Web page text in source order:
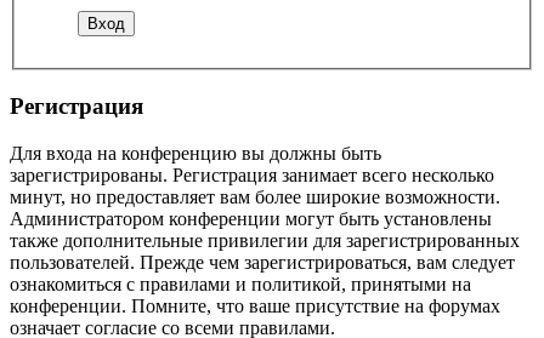
Регистрация
Для входа на конференцию вы должны быть
зарегистрированы. Регистрация занимает всего несколько
минут, но предоставляет вам более широкие возможности.
Администратором конференции могут быть установлены
также дополнительные привилегии для зарегистрированных
пользователей. Прежде чем зарегистрироваться, вам следует
ознакомиться с правилами и политикой, принятыми на
конференции. Помните, что ваше присутствие на форумах
означает согласие со всеми правилами.